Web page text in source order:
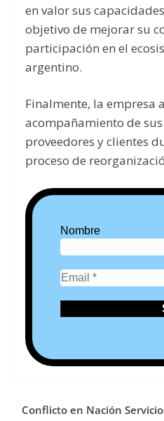
en valor sus
objetivo de mejorar su
participación en el
argentino.
Finalmente, la empresa
acompañamiento de
proveedores y clientes
proceso de
Nombre
Conflicto en Nación